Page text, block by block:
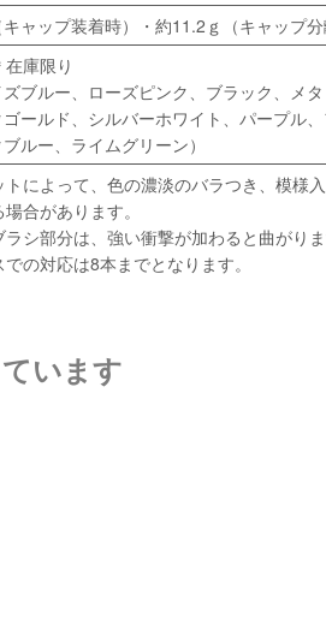
ャップ装着時）・約11.2ｇ（キャップ分
庫限り
ズブルー、ローズピンク、ブラック、メ
ールド、シルバーホワイト、パープル
ルー、ライムグリーン）
トによって、色の濃淡のバラつき、模様
合があります。
シ部分は、強い衝撃が加わると曲がりま
の対応は8本までとなります。
います